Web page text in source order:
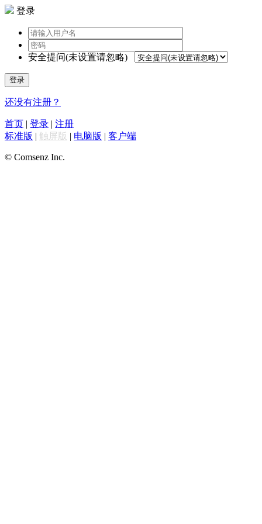
登录
安全提问(未设置请忽略)
登录
还没有注册？
首页 | 登录 | 注册
标准版 | 触屏版 | 电脑版 | 客户端
© Comsenz Inc.